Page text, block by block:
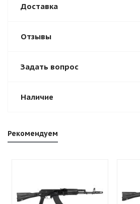
Доставка
Отзывы
Задать вопрос
Наличие
Рекомендуем